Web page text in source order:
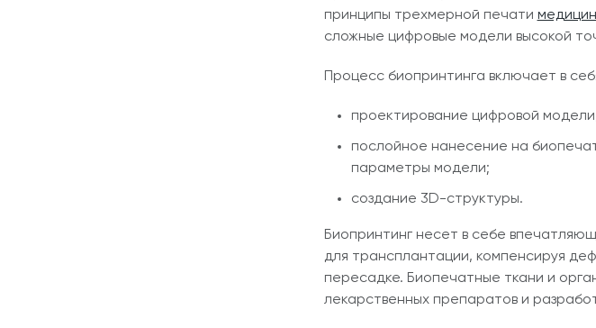
принципы трехмерной печати
сложные цифровые модели высокой
Процесс биопринтинга включает в
проектирование цифровой
послойное нанесение на
параметры модели;
создание 3D-структуры.
Биопринтинг несет в себе
для трансплантации, компенсируя
пересадке. Биопечатные ткани и
лекарственных препаратов и